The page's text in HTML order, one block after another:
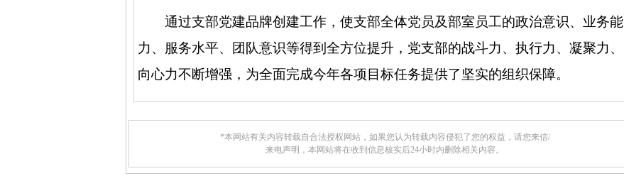
通过支部党建品牌创建工作，使支部全体党员及部室员工的政治意识、业务能
力、服务水平、团队意识等得到全方位提升，党支部的战斗力、执行力、凝聚力、
向心力不断增强，为全面完成今年各项目标任务提供了坚实的组织保障。
*本网站有关内容转载自合法授权网站，如果您认为转载内容侵犯了您的权益，请您来信/
来电声明，本网站将在收到信息核实后24小时内删除相关内容。